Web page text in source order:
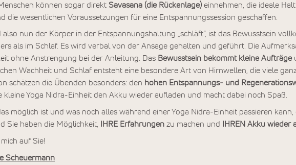
können sogar direkt Savasana (die Rückenlage) einnehmen, die ideale
die wesentlichen Voraussetzungen für eine Entspannungssession geschaffen.
also nun der Körper in der Entspannungshaltung „schläft“, ist das Bewusstsein
als im Schlaf. Es wird verbal von der Ansage gehalten und geführt. Die
ohne Anstrengung bei der Anleitung. Das Bewusstsein bekommt kleine Aufträge
Wachheit und Schlaf entsteht eine besondere Art von Hirnwellen, die viele
schätzen die Übenden besonders: den hohen Entspannungs- und
kleine Yoga Nidra-Einheit den Akku wieder aufladen und macht dabei noch Spaß.
möglich ist und was noch alles während einer Yoga Nidra-Einheit passieren
Sie haben die Möglichkeit, IHRE Erfahrungen zu machen und IHREN Akku wieder
mich auf Sie!
Scheuermann